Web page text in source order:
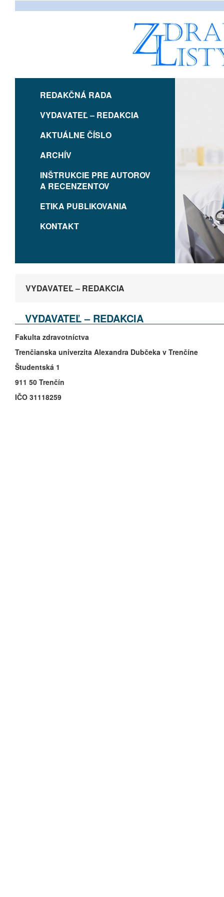
REDAKČNÁ RADA
VYDAVATEĽ – REDAKCIA
AKTUÁLNE ČÍSLO
ARCHÍV
INŠTRUKCIE PRE AUTOROV
A RECENZENTOV
ETIKA PUBLIKOVANIA
KONTAKT
VYDAVATEĽ – REDAKCIA
VYDAVATEĽ – REDAKCIA
Fakulta zdravotníctva
Trenčianska univerzita Alexandra Dubčeka v Trenčíne
Študentská 1
911 50 Trenčín
IČO 31118259